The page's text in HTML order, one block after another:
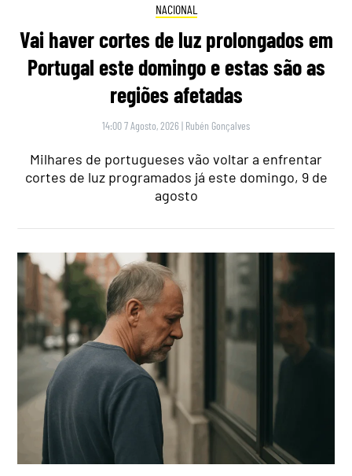
NACIONAL
Vai haver cortes de luz prolongados em
Portugal este domingo e estas são as
regiões afetadas
14:00 7 Agosto, 2026 | Rubén Gonçalves
Milhares de portugueses vão voltar a enfrentar
cortes de luz programados já este domingo, 9 de
agosto